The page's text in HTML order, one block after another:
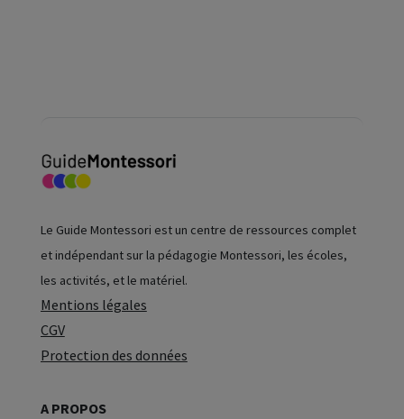
Le Guide Montessori est un centre de ressources complet
et indépendant sur la pédagogie Montessori, les écoles,
les activités, et le matériel.
Mentions légales
CGV
Protection des données
A PROPOS